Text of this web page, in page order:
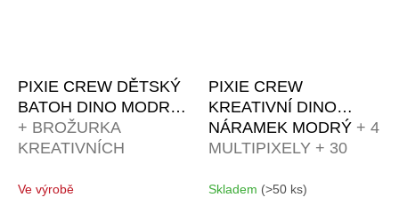
PIXIE CREW DĚTSKÝ
BATOH DINO MODRÝ
+ BROŽURKA
KREATIVNÍCH
MALÝCH
Ve výrobě
PIXIE CREW
KREATIVNÍ DINO
NÁRAMEK MODRÝ + 4
MULTIPIXELY + 30
ZDARMA
Skladem (>50 ks)